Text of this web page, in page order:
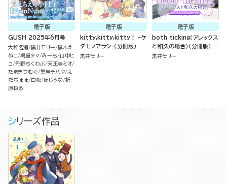
電子版
GUSH 2025年6月号
大和名瀬 黒井モリー 黒木え
ぬこ 鳩屋タマ みーち
山中ヒ
コ 丹野ちくわぶ 天王寺ミオ
たまきつむぐ 黒岩チハヤ え
だちほほ
白松 ほじゃな 折
原ねる
電子版
kitty,kitty,kitty！ -ケ
ダモノアラシ-（分冊版）
黒井モリー
電子版
both ticking（アレックス
と和久の場合）（分冊版） ケ
ダモノアラシ番外編
黒井モリー
シリーズ作品